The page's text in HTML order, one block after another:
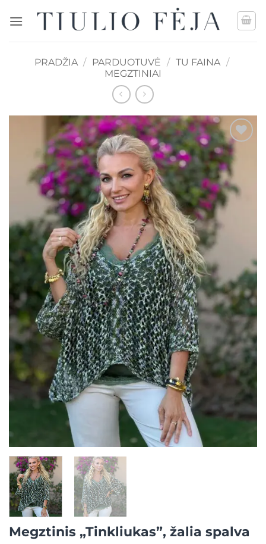
PRADŽIA / PARDUOTUVĖ / TU FAINA /
MEGZTINIAI
Mėgstamiausias
Megztinis „Tinkliukas”, žalia spalva